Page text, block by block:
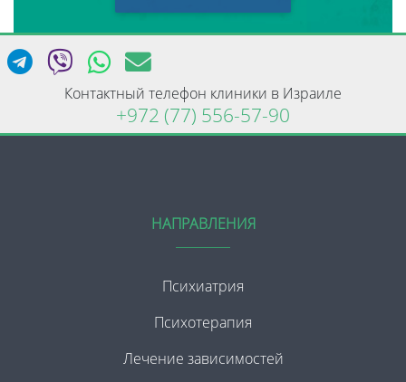
Контактный телефон клиники в Израиле
+972 (77) 556-57-90
НАПРАВЛЕНИЯ
Психиатрия
Психотерапия
Лечение зависимостей